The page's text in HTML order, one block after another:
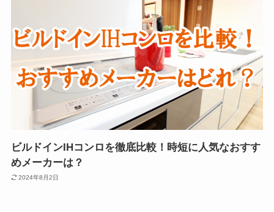
ビルドインIHコンロを徹底比較！時短に人気なおすす
めメーカーは？
2024年8月2日